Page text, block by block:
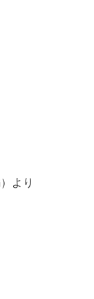
より